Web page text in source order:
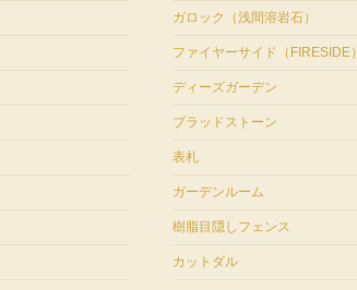
ガロック（浅間溶岩石）
ファイヤーサイド（FIRESIDE）
ディーズガーデン
ブラッドストーン
表札
ガーデンルーム
樹脂目隠しフェンス
カットダル